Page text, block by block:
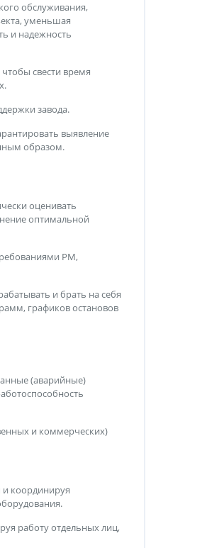
обслуживания,
уменьшая
и надежность
свести время
завода.
выявление
образом.
оценивать
оптимальной
PM,
и брать на себя
графиков остановов
(аварийные)
и коммерческих)
и координируя
работу отдельных лиц,